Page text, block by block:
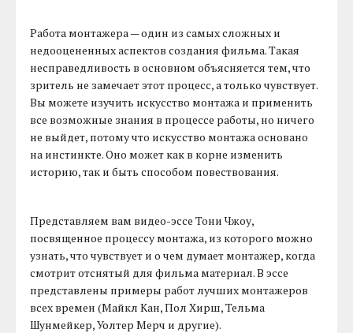
Работа монтажера — один из самых сложных и
недооцененных аспектов создания фильма. Такая
несправедливость в основном объясняется тем, что
зритель не замечает этот процесс, а только чувствует.
Вы можете изучить искусство монтажа и применить
все возможные знания в процессе работы, но ничего
не выйдет, потому что искусство монтажа основано
на инстинкте. Оно может как в корне изменить
историю, так и быть способом повествования.
Представляем вам видео-эссе Тони Чжоу,
посвященное процессу монтажа, из которого можно
узнать, что чувствует и о чем думает монтажер, когда
смотрит отснятый для фильма материал. В эссе
представлены примеры работ лучших монтажеров
всех времен (Майкл Кан, Пол Хирш, Тельма
Шунмейкер, Уолтер Мерч и другие).